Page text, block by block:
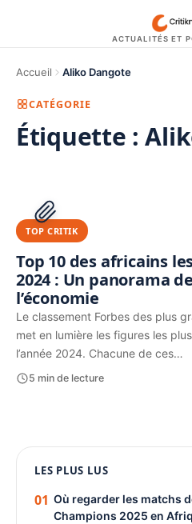
ACTUALITÉS ET
Accueil Aliko Dangote
CATÉGORIE
Étiquette :
PUBLICITÉ
TOP CRITIK
Top 10 des africains
2024 : Un panorama
l’économie
Le classement Forbes des plus
met en lumière les figures les
l’année 2024. Chacune de ces…
5 min de lecture
PUBLICITÉ
LES PLUS LUS
01 Où regarder les matchs
Champions 2025 en